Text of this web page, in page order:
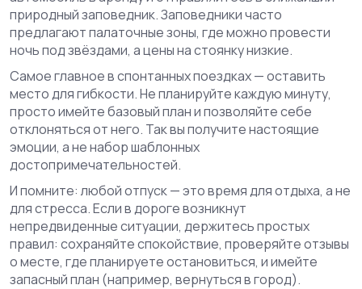
природный заповедник. Заповедники часто
предлагают палаточные зоны, где можно провести
ночь под звёздами, а цены на стоянку низкие.
Самое главное в спонтанных поездках — оставить
место для гибкости. Не планируйте каждую минуту,
просто имейте базовый план и позволяйте себе
отклоняться от него. Так вы получите настоящие
эмоции, а не набор шаблонных
достопримечательностей.
И помните: любой отпуск — это время для отдыха, а не
для стресса. Если в дороге возникнут
непредвиденные ситуации, держитесь простых
правил: сохраняйте спокойствие, проверяйте отзывы
о месте, где планируете остановиться, и имейте
запасный план (например, вернуться в город).